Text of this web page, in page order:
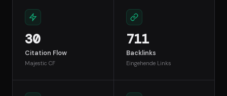
30
Citation Flow
Majestic CF
711
Backlinks
Eingehende Links